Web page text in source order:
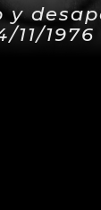
y
11/1976